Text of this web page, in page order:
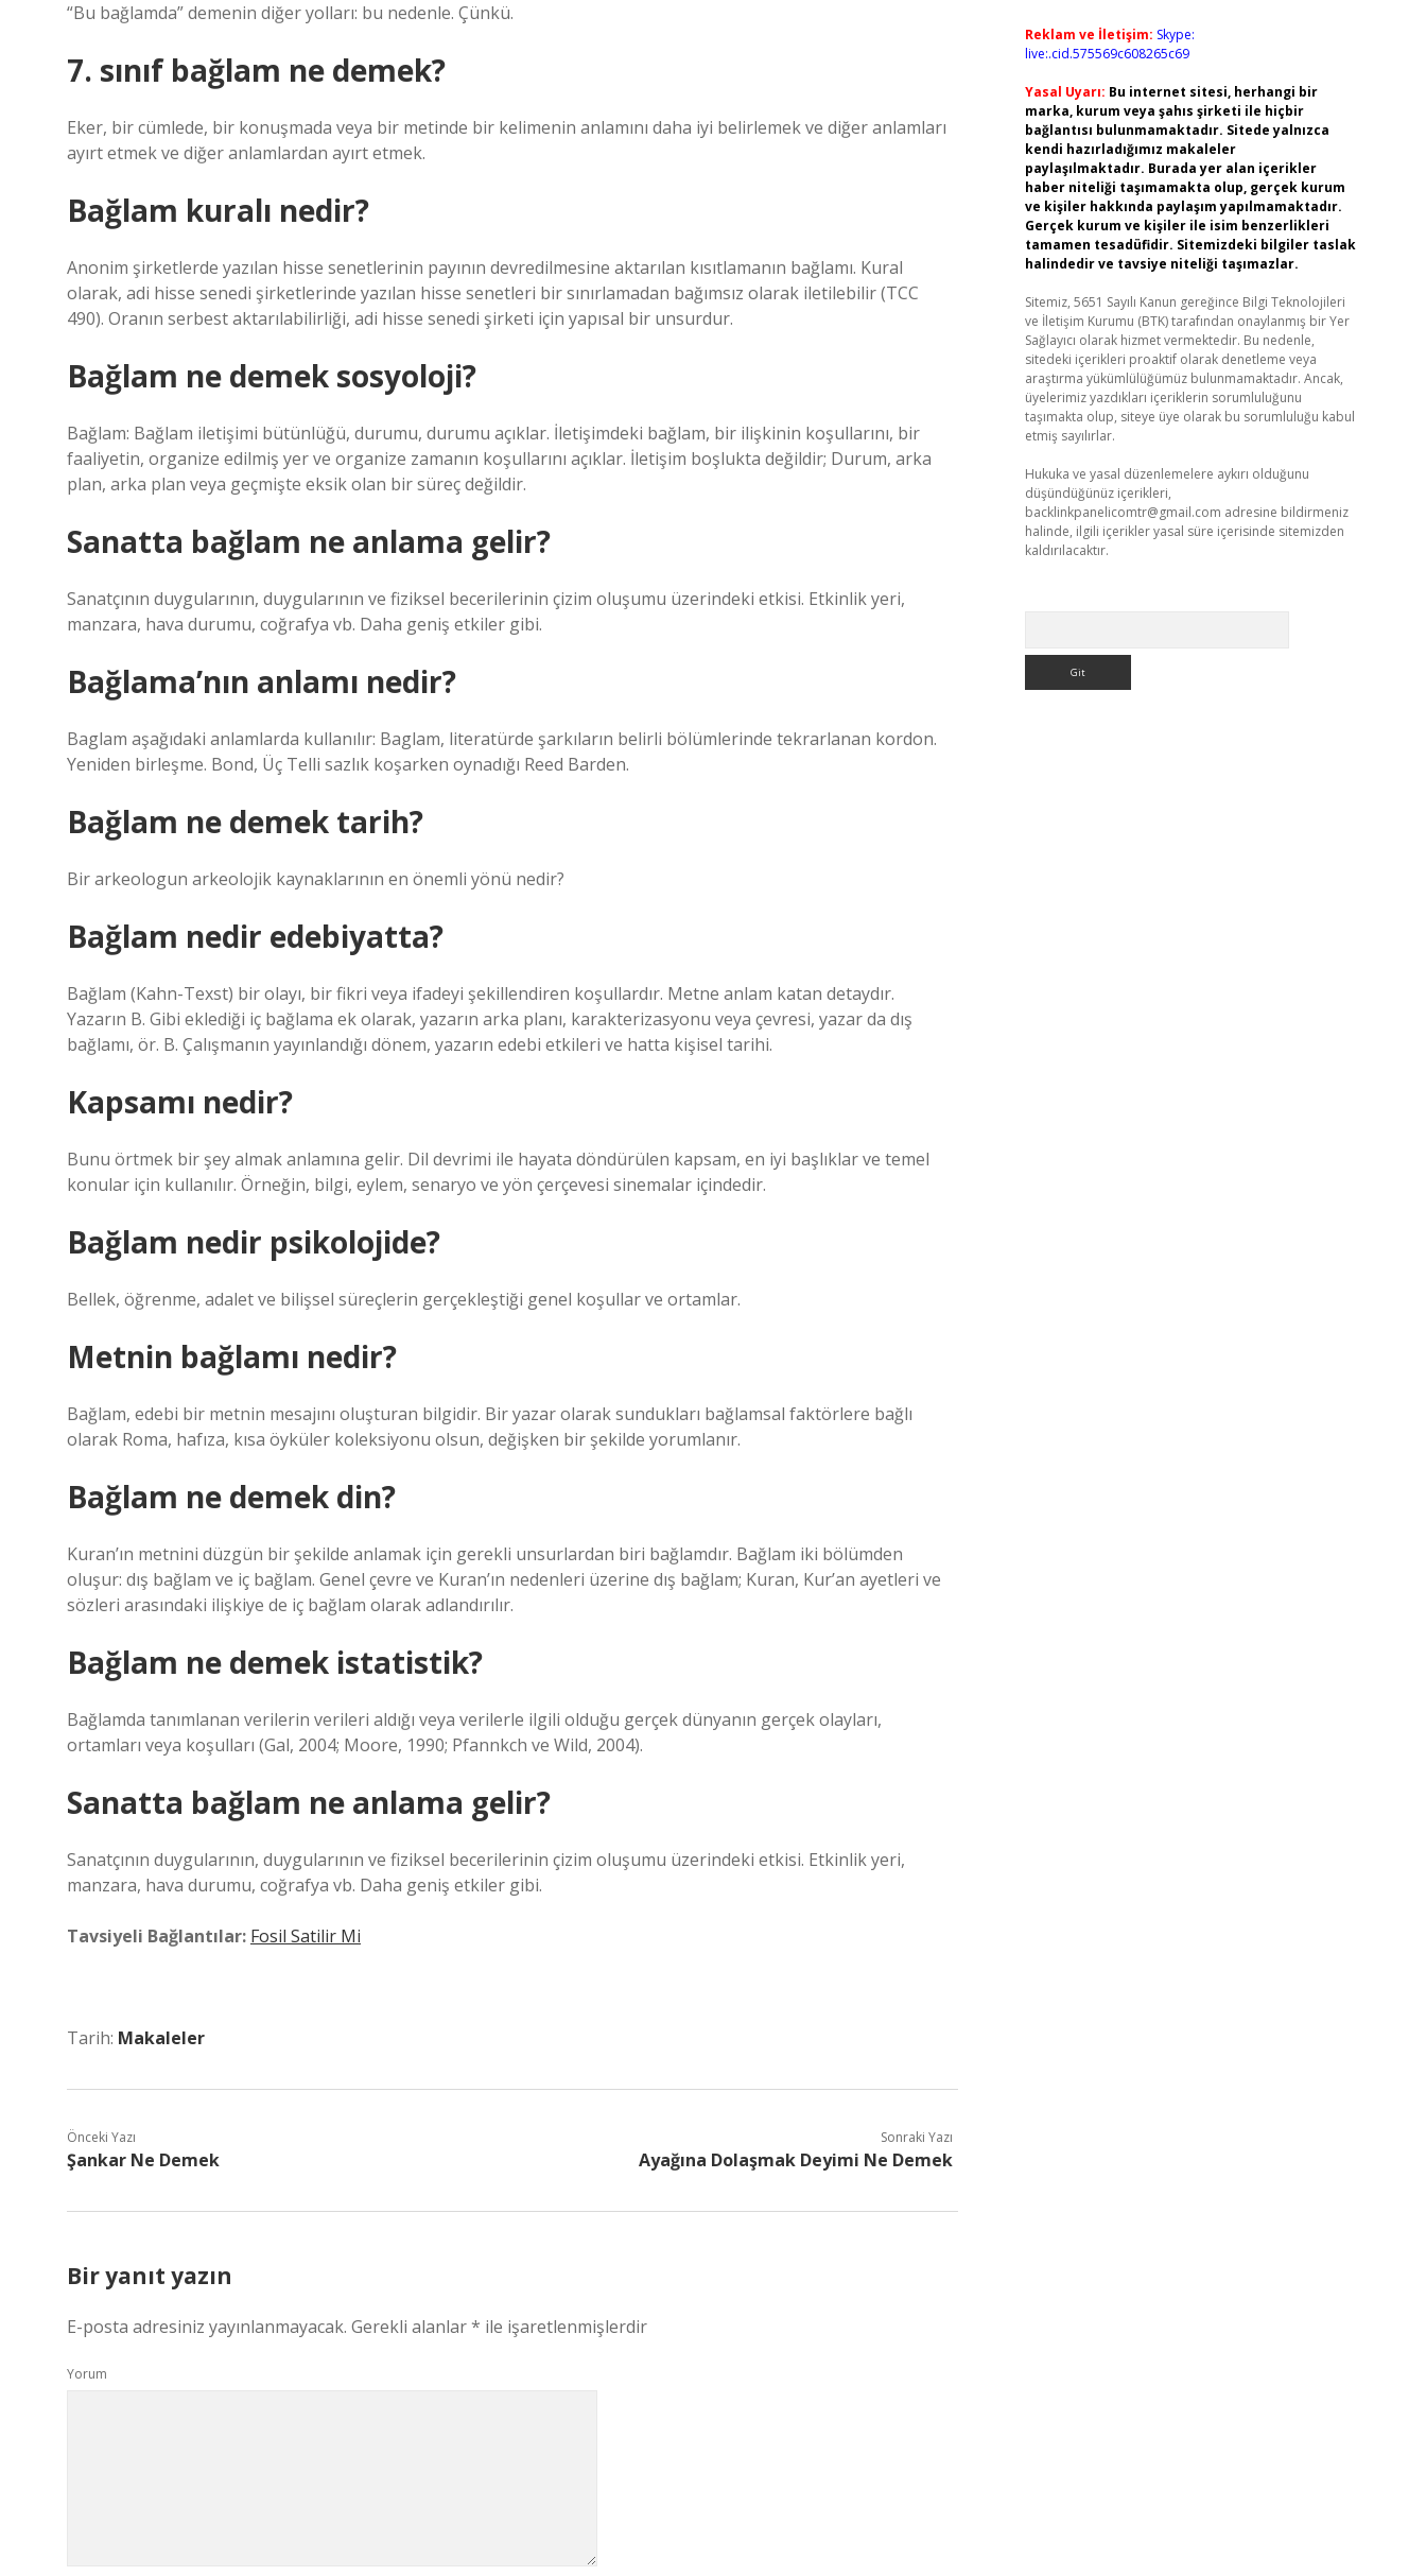
“Bu bağlamda” demenin diğer yolları: bu nedenle. Çünkü.
7. sınıf bağlam ne demek?
Eker, bir cümlede, bir konuşmada veya bir metinde bir kelimenin anlamını daha iyi belirlemek ve diğer anlamları
ayırt etmek ve diğer anlamlardan ayırt etmek.
Bağlam kuralı nedir?
Anonim şirketlerde yazılan hisse senetlerinin payının devredilmesine aktarılan kısıtlamanın bağlamı. Kural
olarak, adi hisse senedi şirketlerinde yazılan hisse senetleri bir sınırlamadan bağımsız olarak iletilebilir (TCC
490). Oranın serbest aktarılabilirliği, adi hisse senedi şirketi için yapısal bir unsurdur.
Bağlam ne demek sosyoloji?
Bağlam: Bağlam iletişimi bütünlüğü, durumu, durumu açıklar. İletişimdeki bağlam, bir ilişkinin koşullarını, bir
faaliyetin, organize edilmiş yer ve organize zamanın koşullarını açıklar. İletişim boşlukta değildir; Durum, arka
plan, arka plan veya geçmişte eksik olan bir süreç değildir.
Sanatta bağlam ne anlama gelir?
Sanatçının duygularının, duygularının ve fiziksel becerilerinin çizim oluşumu üzerindeki etkisi. Etkinlik yeri,
manzara, hava durumu, coğrafya vb. Daha geniş etkiler gibi.
Bağlama’nın anlamı nedir?
Baglam aşağıdaki anlamlarda kullanılır: Baglam, literatürde şarkıların belirli bölümlerinde tekrarlanan kordon.
Yeniden birleşme. Bond, Üç Telli sazlık koşarken oynadığı Reed Barden.
Bağlam ne demek tarih?
Bir arkeologun arkeolojik kaynaklarının en önemli yönü nedir?
Bağlam nedir edebiyatta?
Bağlam (Kahn-Texst) bir olayı, bir fikri veya ifadeyi şekillendiren koşullardır. Metne anlam katan detaydır.
Yazarın B. Gibi eklediği iç bağlama ek olarak, yazarın arka planı, karakterizasyonu veya çevresi, yazar da dış
bağlamı, ör. B. Çalışmanın yayınlandığı dönem, yazarın edebi etkileri ve hatta kişisel tarihi.
Kapsamı nedir?
Bunu örtmek bir şey almak anlamına gelir. Dil devrimi ile hayata döndürülen kapsam, en iyi başlıklar ve temel
konular için kullanılır. Örneğin, bilgi, eylem, senaryo ve yön çerçevesi sinemalar içindedir.
Bağlam nedir psikolojide?
Bellek, öğrenme, adalet ve bilişsel süreçlerin gerçekleştiği genel koşullar ve ortamlar.
Metnin bağlamı nedir?
Bağlam, edebi bir metnin mesajını oluşturan bilgidir. Bir yazar olarak sundukları bağlamsal faktörlere bağlı
olarak Roma, hafıza, kısa öyküler koleksiyonu olsun, değişken bir şekilde yorumlanır.
Bağlam ne demek din?
Kuran’ın metnini düzgün bir şekilde anlamak için gerekli unsurlardan biri bağlamdır. Bağlam iki bölümden
oluşur: dış bağlam ve iç bağlam. Genel çevre ve Kuran’ın nedenleri üzerine dış bağlam; Kuran, Kur’an ayetleri ve
sözleri arasındaki ilişkiye de iç bağlam olarak adlandırılır.
Bağlam ne demek istatistik?
Bağlamda tanımlanan verilerin verileri aldığı veya verilerle ilgili olduğu gerçek dünyanın gerçek olayları,
ortamları veya koşulları (Gal, 2004; Moore, 1990; Pfannkch ve Wild, 2004).
Sanatta bağlam ne anlama gelir?
Sanatçının duygularının, duygularının ve fiziksel becerilerinin çizim oluşumu üzerindeki etkisi. Etkinlik yeri,
manzara, hava durumu, coğrafya vb. Daha geniş etkiler gibi.
Tavsiyeli Bağlantılar: Fosil Satilir Mi
Tarih: Makaleler
Önceki Yazı
Şankar Ne Demek
Sonraki Yazı
Ayağına Dolaşmak Deyimi Ne Demek
Bir yanıt yazın
E-posta adresiniz yayınlanmayacak. Gerekli alanlar* ile işaretlenmişlerdir
Yorum
Reklam ve İletişim: Skype:
live:.cid.575569c608265c69
Yasal Uyarı: Bu internet sitesi, herhangi bir
marka, kurum veya şahıs şirketi ile hiçbir
bağlantısı bulunmamaktadır. Sitede yalnızca
kendi hazırladığımız makaleler
paylaşılmaktadır. Burada yer alan içerikler
haber niteliği taşımamakta olup, gerçek kurum
ve kişiler hakkında paylaşım yapılmamaktadır.
Gerçek kurum ve kişiler ile isim benzerlikleri
tamamen tesadüfidir. Sitemizdeki bilgiler taslak
halindedir ve tavsiye niteliği taşımazlar.
Sitemiz, 5651 Sayılı Kanun gereğince Bilgi Teknolojileri
ve İletişim Kurumu (BTK) tarafından onaylanmış bir Yer
Sağlayıcı olarak hizmet vermektedir. Bu nedenle,
sitedeki içerikleri proaktif olarak denetleme veya
araştırma yükümlülüğümüz bulunmamaktadır. Ancak,
üyelerimiz yazdıkları içeriklerin sorumluluğunu
taşımakta olup, siteye üye olarak bu sorumluluğu kabul
etmiş sayılırlar.
Hukuka ve yasal düzenlemelere aykırı olduğunu
düşündüğünüz içerikleri,
backlinkpanelicomtr@gmail.com adresine bildirmeniz
halinde, ilgili içerikler yasal süre içerisinde sitemizden
kaldırılacaktır.